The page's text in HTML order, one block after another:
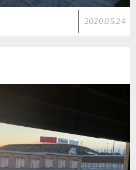
2020.05.24